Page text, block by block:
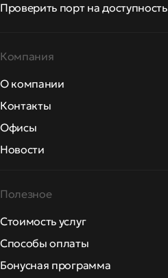
Проверить порт на доступность
Компания
О компании
Контакты
Офисы
Новости
Полезное
Стоимость услуг
Способы оплаты
Бонусная программа